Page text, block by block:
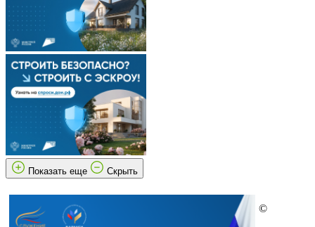
Показать еще Скрыть
©